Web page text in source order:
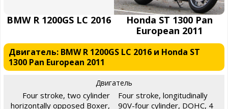
BMW R 1200GS LC 2016
Honda ST 1300 Pan
European 2011
Двигатель: BMW R 1200GS LC 2016 и Honda ST
1300 Pan European 2011
Двигатель
Four stroke, two cylinder
horizontally opposed Boxer,
Four stroke, longitudinally
90V-four cylinder, DOHC, 4